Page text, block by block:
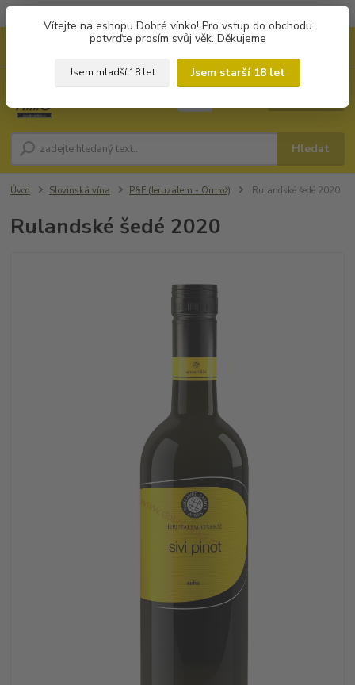
Vítejte na eshopu Dobré vínko! Pro vstup do obchodu
potvrďte prosím svůj věk. Děkujeme
Jsem mladší 18 let
Jsem starší 18 let
Hledat
Úvod Slovinská vína P&F (Jeruzalem - Ormož) Rulandské šedé 2020
Rulandské šedé 2020